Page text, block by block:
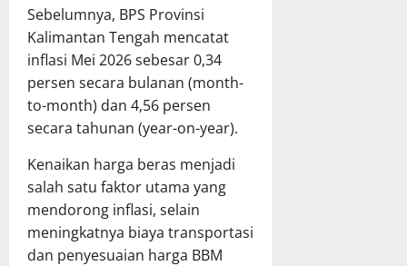
Sebelumnya, BPS Provinsi
Kalimantan Tengah mencatat
inflasi Mei 2026 sebesar 0,34
persen secara bulanan (month-
to-month) dan 4,56 persen
secara tahunan (year-on-year).
Kenaikan harga beras menjadi
salah satu faktor utama yang
mendorong inflasi, selain
meningkatnya biaya transportasi
dan penyesuaian harga BBM